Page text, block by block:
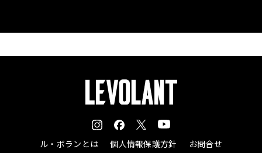
ル・ボランとは 個人情報保護方針 お問合せ